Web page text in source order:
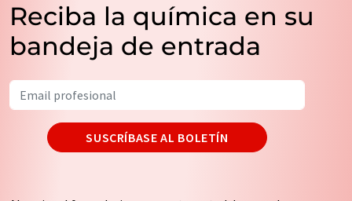
Reciba la química en su
bandeja de entrada
SUSCRÍBASE AL BOLETÍN